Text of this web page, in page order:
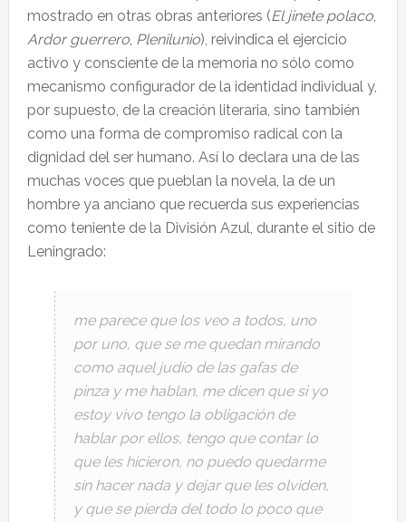
mostrado en otras obras anteriores (El jinete polaco,
Ardor guerrero, Plenilunio), reivindica el ejercicio
activo y consciente de la memoria no sólo como
mecanismo configurador de la identidad individual y,
por supuesto, de la creación literaria, sino también
como una forma de compromiso radical con la
dignidad del ser humano. Así lo declara una de las
muchas voces que pueblan la novela, la de un
hombre ya anciano que recuerda sus experiencias
como teniente de la División Azul, durante el sitio de
Leningrado:
me parece que los veo a todos, uno
por uno, que se me quedan mirando
como aquel judío de las gafas de
pinza y me hablan, me dicen que si yo
estoy vivo tengo la obligación de
hablar por ellos, tengo que contar lo
que les hicieron, no puedo quedarme
sin hacer nada y dejar que les olviden,
y que se pierda del todo lo poco que